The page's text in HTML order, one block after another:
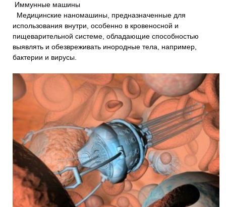
Иммунные машины
Медицинские наномашины, предназначенные для
использования внутри, особенно в кровеносной и
пищеварительной системе, обладающие способностью
выявлять и обезвреживать инородные тела, например,
бактерии и вирусы.